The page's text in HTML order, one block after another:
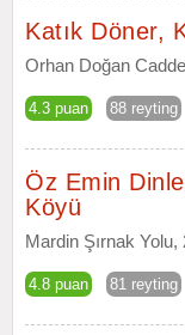
Katık Döner,
Orhan Doğan
4.3 puan 88 reyting
Öz Emin
Köyü
Mardin Şırnak
4.8 puan 81 reyting